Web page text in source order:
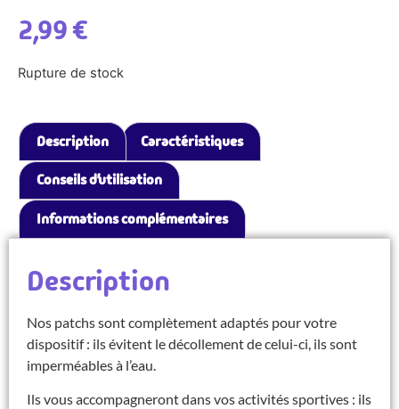
2,99€
Rupture de stock
Description Caractéristiques
Conseils d’utilisation
Informations complémentaires
Description
Nos patchs sont complètement adaptés pour votre
dispositif : ils évitent le décollement de celui-ci, ils sont
imperméables à l’eau.
Ils vous accompagneront dans vos activités sportives : ils